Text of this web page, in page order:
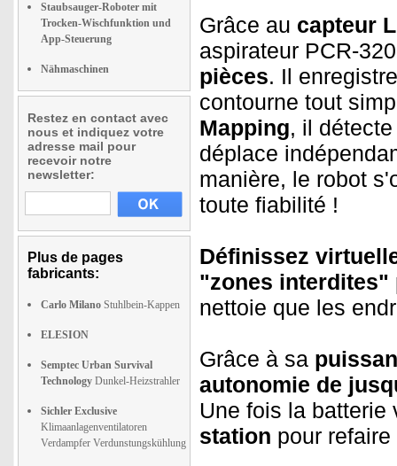
Staubsauger-Roboter mit
Trocken-Wischfunktion und
App-Steuerung
Nähmaschinen
Restez en contact avec
nous et indiquez votre
adresse mail pour
recevoir notre
newsletter:
Plus de pages
fabricants:
Carlo Milano Stuhlbein-Kappen
ELESION
Semptec Urban Survival
Technology Dunkel-Heizstrahler
Sichler Exclusive
Klimaanlagenventilatoren
Verdampfer Verdunstungskühlung
Grâce au capteur
aspirateur PCR-
pièces. Il
contourne tout
Mapping, il
déplace
manière, le robot
toute fiabilité !
Définissez
"zones interdites"
nettoie que les
Grâce à sa
autonomie de
Une fois la
station pour